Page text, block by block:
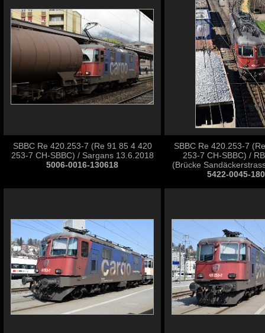
SBBC Re 420.253-7 (Re 91 85 4 420
253-7 CH-SBBC) / Sargans 13.6.2018
5006-0016-130618
SBBC Re 420.253-7
253-7 CH-SBBC) /
(Brücke
5422-0045-